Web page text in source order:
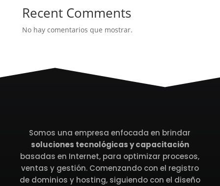
Recent Comments
No hay comentarios que mostrar.
Somos una empresa enfocada en brindar
soluciones tecnológicas y capacitación
basadas en Internet, para optimizar procesos,
ventas y gestión. Comenzando con el registro
de dominios y hosting, siguiendo con el diseño